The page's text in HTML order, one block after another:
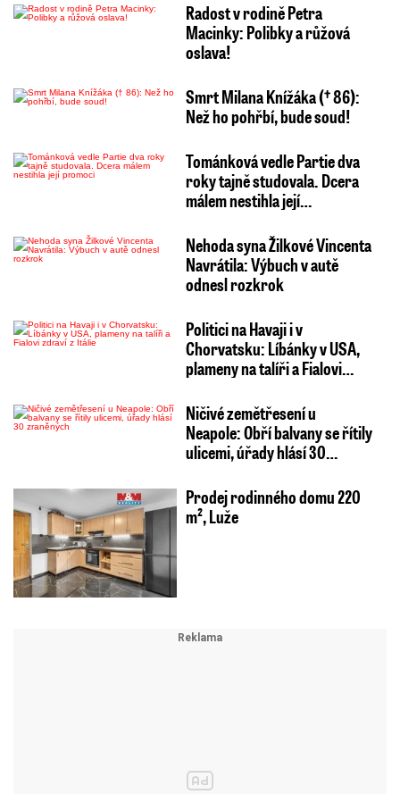
Radost v rodině Petra
Macinky: Polibky a růžová
oslava!
Smrt Milana Knížáka († 86):
Než ho pohřbí, bude soud!
Tománková vedle Partie dva
roky tajně studovala. Dcera
málem nestihla její…
Nehoda syna Žilkové Vincenta
Navrátila: Výbuch v autě
odnesl rozkrok
Politici na Havaji i v
Chorvatsku: Líbánky v USA,
plameny na talíři a Fialovi…
Ničivé zemětřesení u
Neapole: Obří balvany se řítily
ulicemi, úřady hlásí 30…
Prodej rodinného domu 220
m², Luže